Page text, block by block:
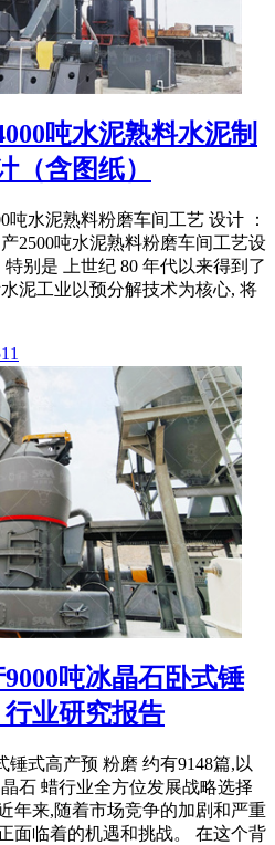
吨水泥熟料水泥制
（含图纸）
水泥熟料粉磨车间工艺 设计 ：
2500吨水泥熟料粉磨车间工艺设
别是 上世纪 80 年代以来得到了
泥工业以预分解技术为核心, 将
吨冰晶石卧式锤
业研究报告
锤式高产预 粉磨 约有9148篇,以
石 蜡行业全方位发展战略选择
年来,随着市场竞争的加剧和严重
面临着的机遇和挑战。 在这个背